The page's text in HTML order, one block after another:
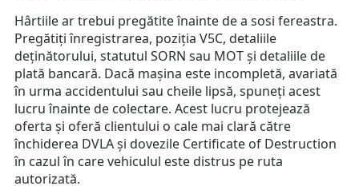
Hârtiile ar trebui pregătite înainte de a sosi fereastra.
Pregătiți înregistrarea, poziția V5C, detaliile
deținătorului, statutul SORN sau MOT și detaliile de
plată bancară. Dacă mașina este incompletă, avariată
în urma accidentului sau cheile lipsă, spuneți acest
lucru înainte de colectare. Acest lucru protejează
oferta și oferă clientului o cale mai clară către
închiderea DVLA și dovezile Certificate of Destruction
în cazul în care vehiculul este distrus pe ruta
autorizată.